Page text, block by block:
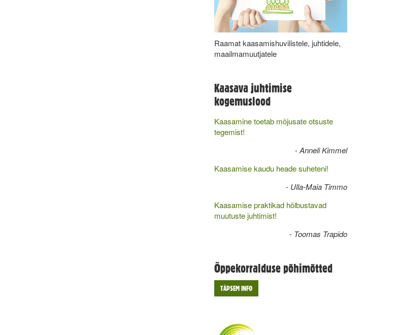
Raamat kaasamishuvilistele, juhtidele,
maailmamuutjatele
Kaasava juhtimise
kogemuslood
Kaasamine toetab mõjusate otsuste
tegemist!
-Anneli Kimmel
Kaasamise kaudu heade suheteni!
- Ulla-Maia Timmo
Kaasamise praktikad hõlbustavad
muutuste juhtimist!
- Toomas Trapido
Õppekorralduse põhimõtted
TÄPSEM INFO